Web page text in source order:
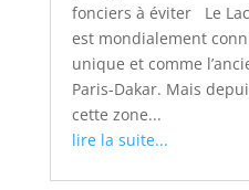
fonciers à éviter Le Lac
est mondialement
unique et comme
Paris-Dakar. Mais
cette zone...
lire la suite...